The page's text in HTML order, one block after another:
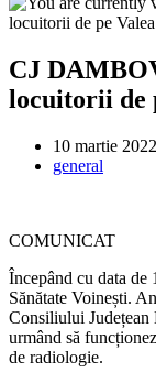
CJ
locuitorii de
Post
published:
10 martie 2022
Post
general
COMUNICAT
Începând cu data de
Sănătate Voinești.
Consiliului
urmând să
de radiologie.